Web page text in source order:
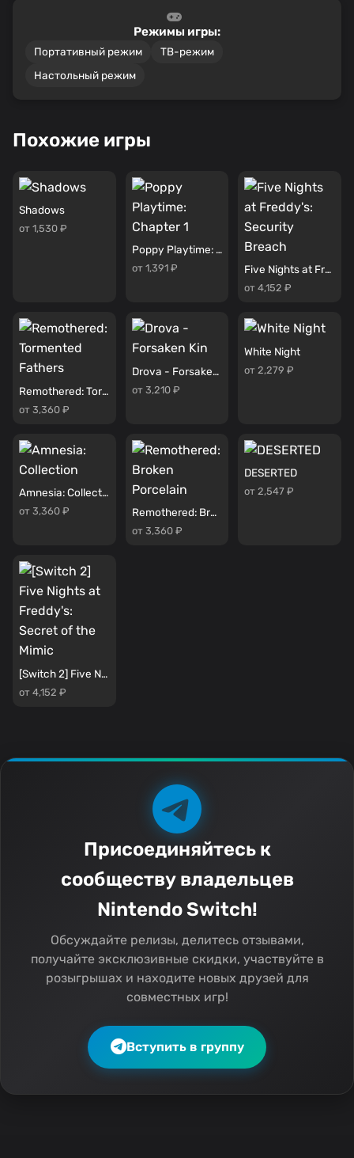
Режимы игры:
Портативный режим
ТВ-режим
Настольный режим
Похожие игры
Shadows
от 1,530 ₽
Poppy Playtime: Chapter 1
от 1,391 ₽ Five Nights at Freddy's: Security Breach
от 4,152 ₽
Remothered: Tormented Fathers
от 3,360 ₽
Drova - Forsaken Kin
от 3,210 ₽
White Night
от 2,279 ₽
Amnesia: Collection
от 3,360 ₽ Remothered: Broken Porcelain
от 3,360 ₽
DESERTED
от 2,547 ₽
[Switch 2] Five Nights at Freddy's: Secret of the Mimic
от 4,152 ₽
Присоединяйтесь к
сообществу владельцев
Nintendo Switch!
Обсуждайте релизы, делитесь отзывами,
получайте эксклюзивные скидки, участвуйте в
розыгрышах и находите новых друзей для
совместных игр!
Вступить в группу